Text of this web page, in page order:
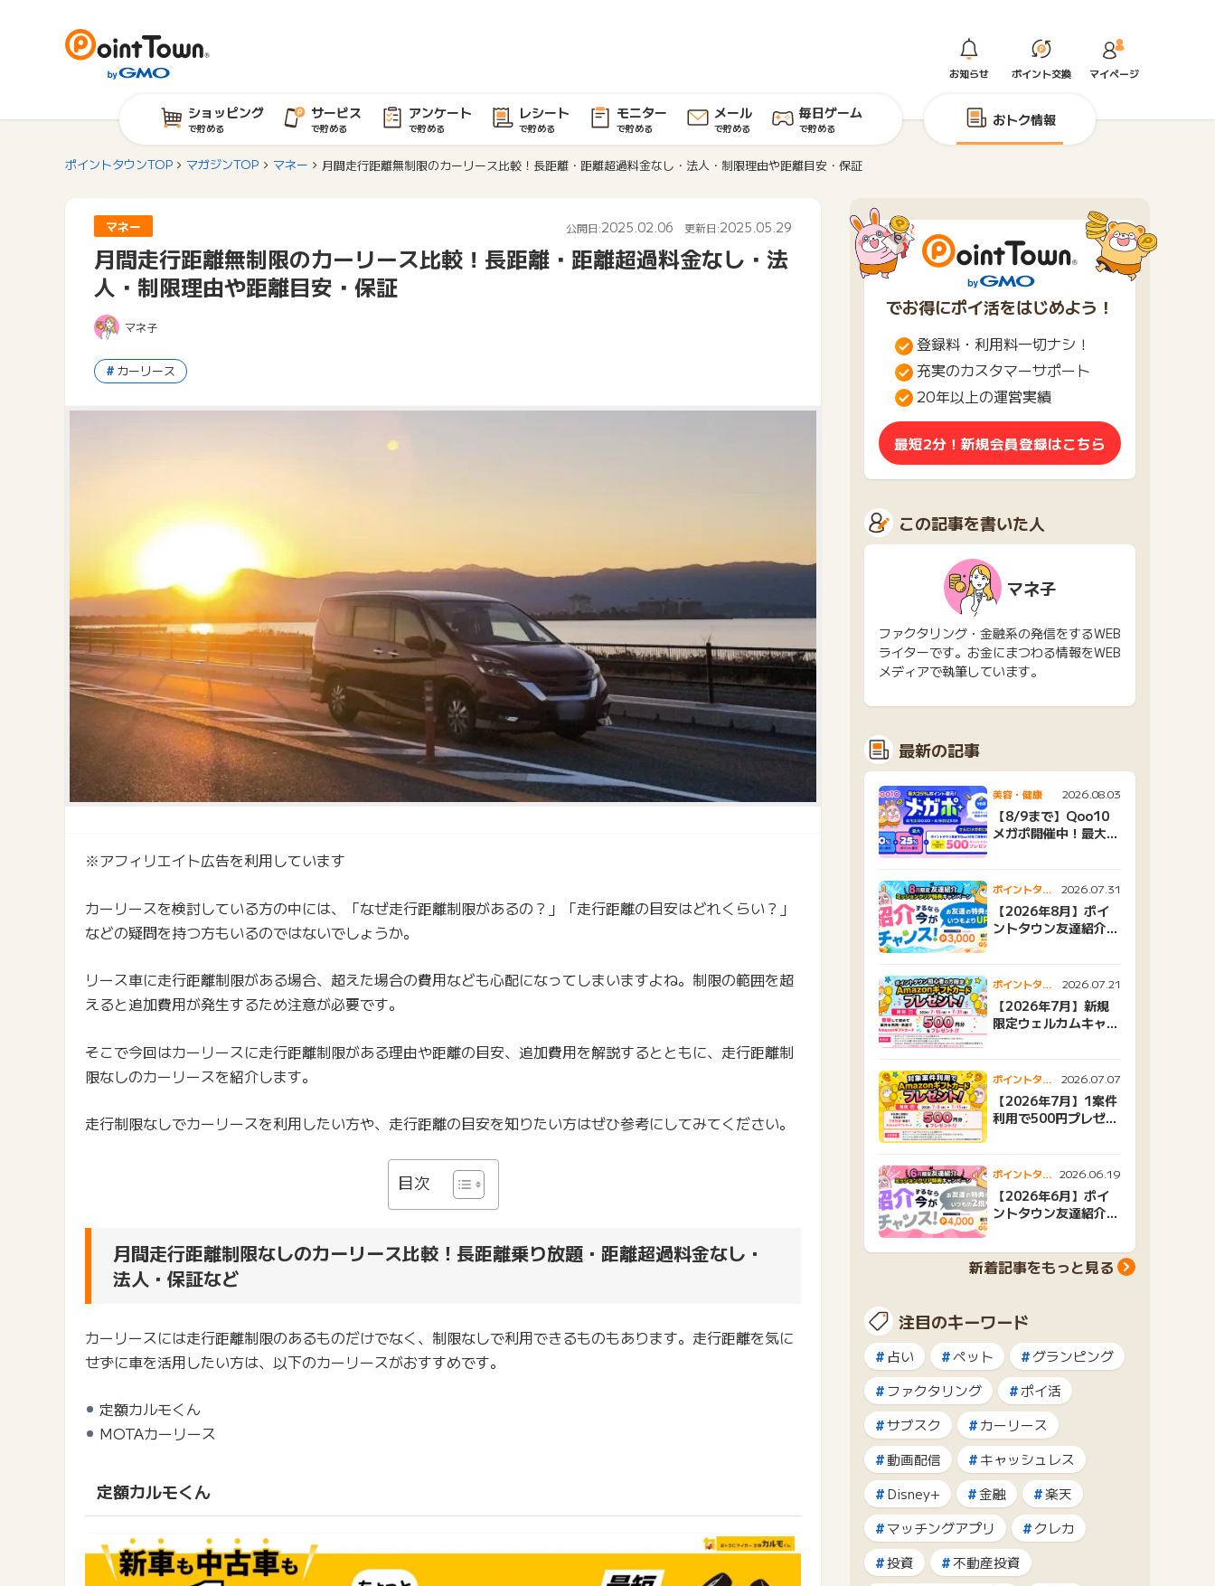
お知らせ ポイント交換 マイページ
ショッピング
で貯める
サービス
で貯める
アンケート
で貯める
レシート
で貯める
モニター
で貯める
メール
で貯める
毎日ゲーム
で貯める おトク情報
ポイントタウンTOP マガジンTOP マネー 月間走行距離無制限のカーリース比較！長距離・距離超過料金なし・法人・制限理由や距離目安・保証
マネー 公開日:2025.02.06 更新日:2025.05.29
月間走行距離無制限のカーリース比較！長距離・距離超過料金なし・法
人・制限理由や距離目安・保証
マネ子
カーリース
※アフィリエイト広告を利用しています
カーリースを検討している方の中には、「なぜ走行距離制限があるの？」「走行距離の目安はどれくらい？」
などの疑問を持つ方もいるのではないでしょうか。
リース車に走行距離制限がある場合、超えた場合の費用なども心配になってしまいますよね。制限の範囲を超
えると追加費用が発生するため注意が必要です。
そこで今回はカーリースに走行距離制限がある理由や距離の目安、追加費用を解説するとともに、走行距離制
限なしのカーリースを紹介します。
走行制限なしでカーリースを利用したい方や、走行距離の目安を知りたい方はぜひ参考にしてみてください。
目次
月間走行距離制限なしのカーリース比較！長距離乗り放題・距離超過料金なし・
法人・保証など
カーリースには走行距離制限のあるものだけでなく、制限なしで利用できるものもあります。走行距離を気に
せずに車を活用したい方は、以下のカーリースがおすすめです。
定額カルモくん
MOTAカーリース
定額カルモくん
でお得にポイ活をはじめよう！
登録料・利用料一切ナシ！
充実のカスタマーサポート
20年以上の運営実績
最短2分！新規会員登録はこちら
この記事を書いた人
マネ子
ファクタリング・金融系の発信をするWEB
ライターです。お金にまつわる情報をWEB
メディアで執筆しています。
最新の記事
美容・健康 2026.08.03
【8/9まで】Qoo10
メガポ開催中！最大
ポイントタウ
ンニュース
2026.07.31
【2026年8月】ポイ
ントタウン友達紹介キ
ポイントタウ
ンニュース
2026.07.21
【2026年7月】新規
限定ウェルカムキャン
ポイントタウ
ンニュース
2026.07.07
【2026年7月】1案件
利用で500円プレゼン
ポイントタウ
ンニュース
2026.06.19
【2026年6月】ポイ
ントタウン友達紹介キ
新着記事をもっと見る
注目のキーワード
占い ペット
グランピング
ファクタリング
ポイ活
サブスク
カーリース
動画配信
キャッシュレス
Disney+
金融
楽天
マッチングアプリ
クレカ
投資
不動産投資